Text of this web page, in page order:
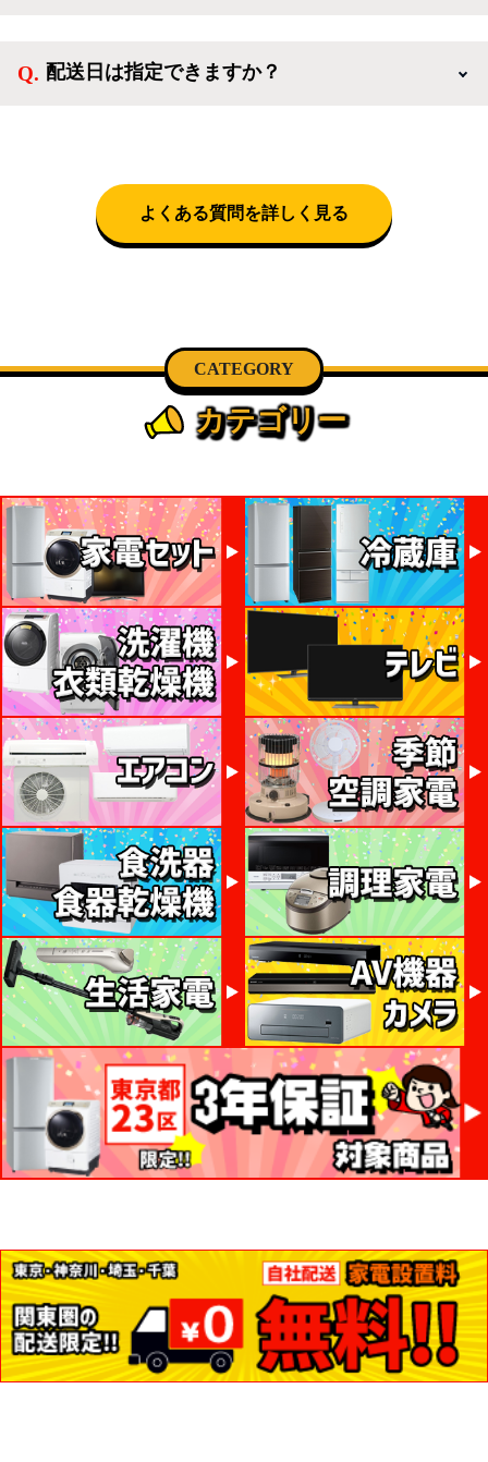
神奈川・千葉)において自社配送を選択いただくこと
配送日は指定できますか？
話にて日時決定に関するご連絡をさせて頂きます。
よくある質問を詳しく見る
CATEGORY
カテゴリー